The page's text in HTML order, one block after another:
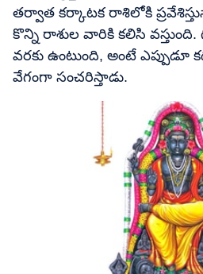
తర్వాత కర్కాటక రాశిలోకి
కొన్ని రాశుల వారికి కలిసి వస్తుంది.
వరకు ఉంటుంది, అంటే ఎప్పుడూ
వేగంగా సంచరిస్తాడు.